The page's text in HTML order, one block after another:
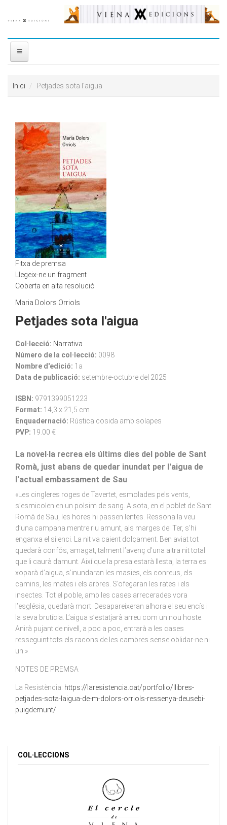
DISTRIBUÏDORA
PREMIS
CONTACTE
Inici Petjades sota l'aigua
Fitxa de premsa
Llegeix-ne un fragment
Coberta en alta resolució
Maria Dolors Orriols
Petjades sota l'aigua
Col·lecció: Narrativa
Número de la col·lecció: 0098
Nombre d'edició: 1a
Data de publicació: setembre-octubre del 2025
ISBN: 9791399051223
Format: 14,3 x 21,5 cm
Enquadernació: Rústica cosida amb solapes
PVP: 19.00 €
La novel·la recrea els últims dies del poble de Sant
Romà, just abans de quedar inundat per l'aigua de
l'actual embassament de Sau
«Les cingleres roges de Tavertet, esmolades pels vents,
s’esmicolen en un polsim de sang. A sota, en el poblet de Sant
Romà de Sau, les hores hi passen lentes. Ressona la veu
d’una campana mentre riu amunt, als marges del Ter, s’hi
enganxa el silenci. La nit va caient dolçament. Ben aviat tot
quedarà confós, amagat, talment l’avenç d’una altra nit total
que li caurà damunt. Així que la presa estarà llesta, la terra es
xoparà d’aigua, s’inundaran les masies, els conreus, els
camins, les mates i els arbres. S’ofegaran les rates i els
insectes. Tot el poble, amb les cases arrecerades vora
l’església, quedarà mort. Desapareixeran alhora el seu encís i
la seva brutícia. L’aigua s’estatjarà arreu com un nou hoste.
Anirà pujant de nivell, a poc a poc, entrarà a les cases
resseguint tots els racons de les cambres sense oblidar-ne ni
un.»
NOTES DE PREMSA
La Resistència: https://laresistencia.cat/portfolio/llibres-
petjades-sota-laigua-de-m-dolors-orriols-ressenya-deusebi-
puigdemunt/
COL·LECCIONS